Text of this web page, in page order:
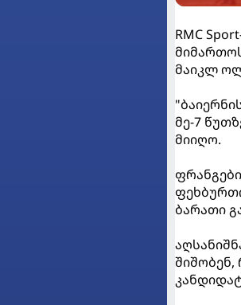
RMC
მაიკლ
მე-7
მიიღო.
ბარათი